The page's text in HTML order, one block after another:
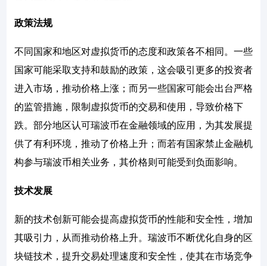
政策法规
不同国家和地区对虚拟货币的态度和政策各不相同。一些
国家可能采取支持和鼓励的政策，这会吸引更多的投资者
进入市场，推动价格上涨；而另一些国家可能会出台严格
的监管措施，限制虚拟货币的交易和使用，导致价格下
跌。部分地区认可瑞波币在金融领域的应用，为其发展提
供了有利环境，推动了价格上升；而若有国家禁止金融机
构参与瑞波币相关业务，其价格则可能受到负面影响。
技术发展
新的技术创新可能会提高虚拟货币的性能和安全性，增加
其吸引力，从而推动价格上升。瑞波币不断优化自身的区
块链技术，提升交易处理速度和安全性，使其在市场竞争